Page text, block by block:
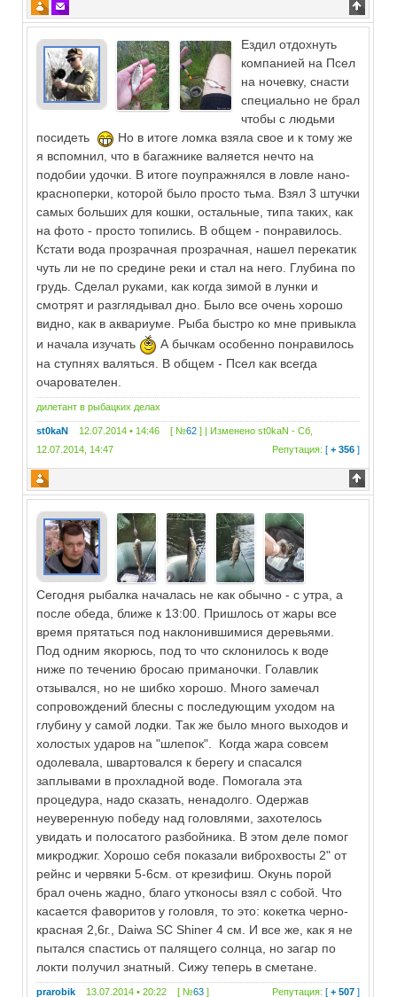
Ездил отдохнуть
компанией на Псел
на ночевку, снасти
специально не брал
чтобы с людьми
посидеть
Но в итоге ломка взяла свое и к тому же
я вспомнил, что в багажнике валяется нечто на
подобии удочки. В итоге поупражнялся в ловле нано-
красноперки, которой было просто тьма. Взял 3 штучки
самых больших для кошки, остальные, типа таких, как
на фото - просто топились. В общем - понравилось.
Кстати вода прозрачная прозрачная, нашел перекатик
чуть ли не по средине реки и стал на него. Глубина по
грудь. Сделал руками, как когда зимой в лунки и
смотрят и разглядывал дно. Было все очень хорошо
видно, как в аквариуме. Рыба быстро ко мне привыкла
и начала изучать
А бычкам особенно понравилось
на ступнях валяться. В общем - Псел как всегда
очарователен.
дилетант в рыбацких делах
st0kaN 12.07.2014 • 14:46 [ №62 ] | Измененоst0kaN -Сб,
12.07.2014, 14:47
Репутация: [+ 356 ]
Сегодня рыбалка началась не как обычно - с утра, а
после обеда, ближе к 13:00. Пришлось от жары все
время прятаться под наклонившимися деревьями.
Под одним якорюсь, под то что склонилось к воде
ниже по течению бросаю приманочки. Голавлик
отзывался, но не шибко хорошо. Много замечал
сопровождений блесны с последующим уходом на
глубину у самой лодки. Так же было много выходов и
холостых ударов на "шлепок". Когда жара совсем
одолевала, швартовался к берегу и спасался
заплывами в прохладной воде. Помогала эта
процедура, надо сказать, ненадолго. Одержав
неуверенную победу над головлями, захотелось
увидать и полосатого разбойника. В этом деле помог
микроджиг. Хорошо себя показали виброхвосты 2" от
рейнс и червяки 5-6см. от крезифиш. Окунь порой
брал очень жадно, благо утконосы взял с собой. Что
касается фаворитов у головля, то это: кокетка черно-
красная 2,6г., Daiwa SC Shiner 4 см. И все же, как я не
пытался спастись от палящего солнца, но загар по
локти получил знатный. Сижу теперь в сметане.
prarobik 13.07.2014 • 20:22 [ №63 ] Репутация: [+ 507 ]